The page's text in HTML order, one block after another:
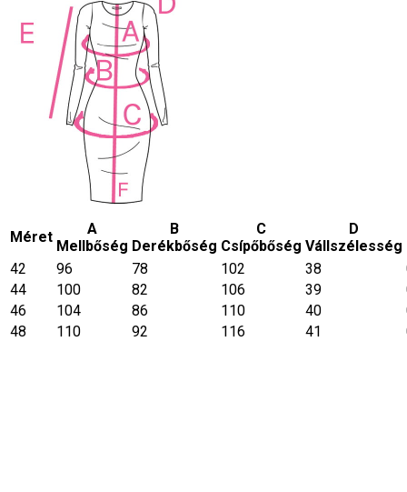
Méret
A
Mellbőség
B
Derékbőség
C
Csípőbőség
D
Vállszélesség
42
96 78 102 38
44
100 82 106 39
46
104 86 110 40
48
110 92 116 41